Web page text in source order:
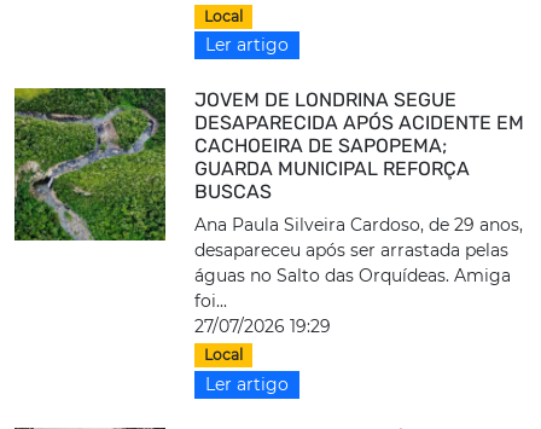
Local
Ler artigo
JOVEM DE LONDRINA SEGUE
DESAPARECIDA APÓS ACIDENTE EM
CACHOEIRA DE SAPOPEMA;
GUARDA MUNICIPAL REFORÇA
BUSCAS
Ana Paula Silveira Cardoso, de 29 anos,
desapareceu após ser arrastada pelas
águas no Salto das Orquídeas. Amiga
foi...
27/07/2026 19:29
Local
Ler artigo